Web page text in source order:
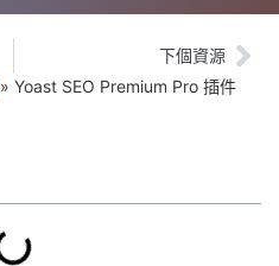
下個資源
» Yoast SEO Premium Pro 插件